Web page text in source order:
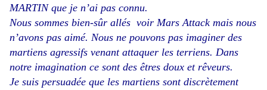
MARTIN que je n’ai pas connu.
Nous sommes bien-sûr allés voir Mars Attack mais nous
n’avons pas aimé. Nous ne pouvons pas imaginer des
martiens agressifs venant attaquer les terriens. Dans
notre imagination ce sont des êtres doux et rêveurs.
Je suis persuadée que les martiens sont discrètement